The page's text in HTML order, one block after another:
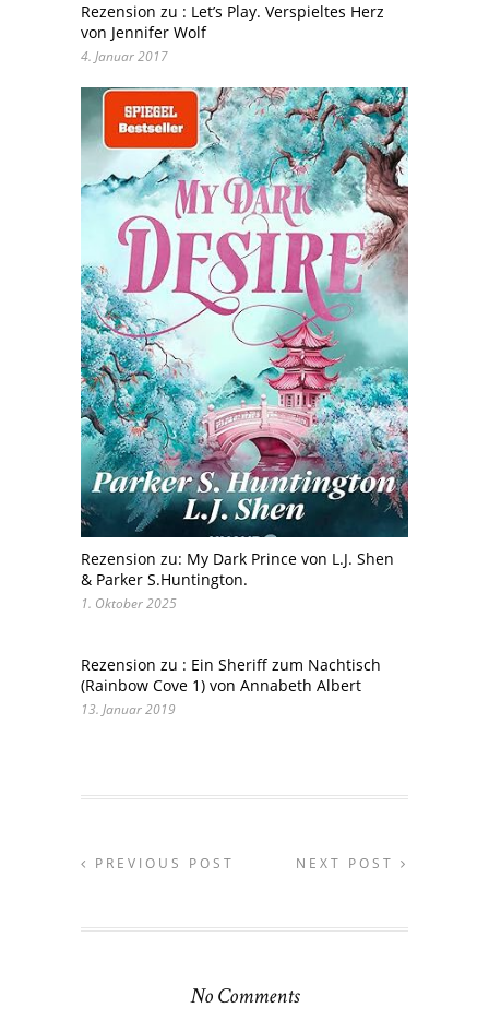
Rezension zu : Let’s Play. Verspieltes Herz
von Jennifer Wolf
4. Januar 2017
Rezension zu: My Dark Prince von L.J. Shen
& Parker S.Huntington.
1. Oktober 2025
Rezension zu : Ein Sheriff zum Nachtisch
(Rainbow Cove 1) von Annabeth Albert
13. Januar 2019
PREVIOUS POST NEXT POST
No Comments